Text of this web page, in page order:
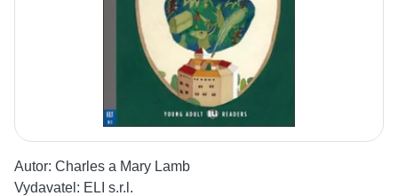
Autor: Charles a Mary Lamb
Vydavatel: ELI s.r.l.